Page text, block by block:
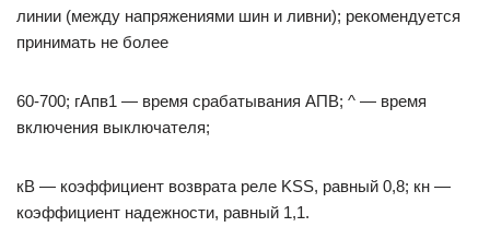
линии (между напряжениями шин и ливни); рекомендуется
принимать не более
60-700; гАпв1 — время срабатывания АПВ; ^ — время
включения выключателя;
кВ — коэффициент возврата реле KSS, равный 0,8; кн —
коэффициент надежности, равный 1,1.